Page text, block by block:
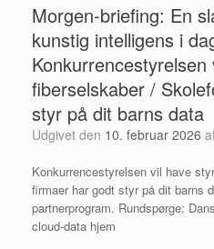
Morgen-briefing: En
kunstig intelligens i
fiberselskaber /
styr på dit barns data
Udgivet den 10. februar 2026
Konkurrencestyrelsen vil have
firmaer har godt styr på dit barns
partnerprogram. Rundspørge:
cloud-data hjem